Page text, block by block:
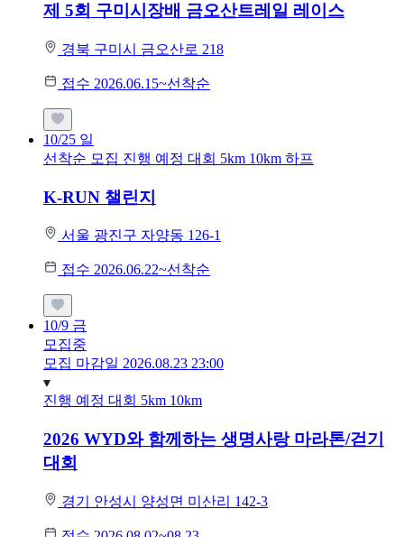
제 5회 구미시장배 금오산트레일 레이스
경북 구미시 금오산로 218
접수 2026.06.15~선착순
10/25 일
선착순 모집 진행 예정 대회 5km 10km 하프
K-RUN 챌린지
서울 광진구 자양동 126-1
접수 2026.06.22~선착순
10/9 금
모집중
모집 마감일 2026.08.23 23:00
진행 예정 대회 5km 10km
2026 WYD와 함께하는 생명사랑 마라톤/걷기
대회
경기 안성시 양성면 미산리 142-3